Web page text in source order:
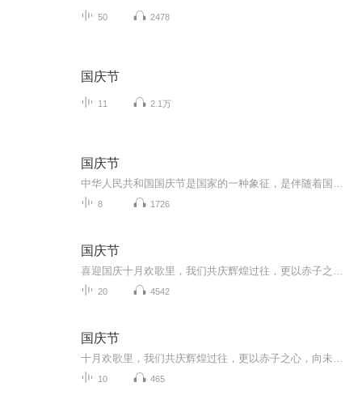
50 2478
国庆节
11 2.1万
国庆节
8 1726
国庆节
20 4542
国庆节
10 465